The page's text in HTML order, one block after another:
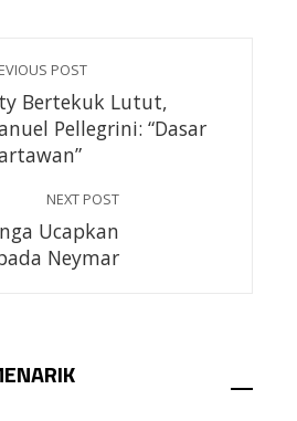
POST
Bertekuk Lutut,
Pellegrini: “Dasar
NEXT POST
Ucapkan
Neymar